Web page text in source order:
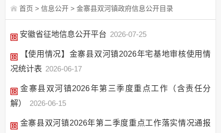
首页 > 信息公开 > 金寨县双河镇政府信息公开目录
安徽省征地信息公开平台 2026-07-25
【使用情况】金寨县双河镇2026年宅基地审核使用情
况统计表 2026-06-17
金寨县双河镇2026年第三季度重点工作（含责任分
解）
2026-06-15
金寨县双河镇2026年第二季度重点工作落实情况通报